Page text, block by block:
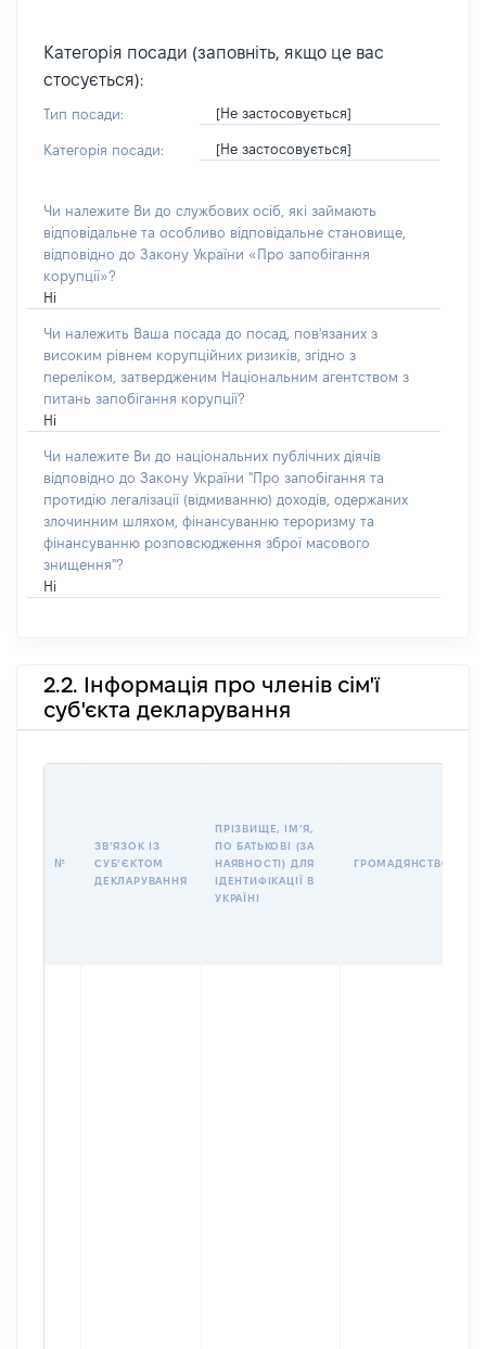
Категорія посади (заповніть, якщо це вас
стосується):
Тип посади: [Не застосовується]
Категорія посади: [Не застосовується]
Чи належите Ви до службових осіб, які займають
відповідальне та особливо відповідальне становище,
відповідно до Закону України «Про запобігання
корупції»?
Ні
Чи належить Ваша посада до посад, пов'язаних з
високим рівнем корупційних ризиків, згідно з
переліком, затвердженим Національним агентством з
питань запобігання корупції?
Ні
Чи належите Ви до національних публічних діячів
відповідно до Закону України "Про запобігання та
протидію легалізації (відмиванню) доходів, одержаних
злочинним шляхом, фінансуванню тероризму та
фінансуванню розповсюдження зброї масового
знищення"?
Ні
2.2. Інформація про членів сім'ї
суб'єкта декларування
№
ЗВʼЯЗОК ІЗ
СУБʼЄКТОМ
ДЕКЛАРУВАННЯ
ПРІЗВИЩЕ, ІМʼЯ,
ПО БАТЬКОВІ (ЗА
НАЯВНОСТІ) ДЛЯ
ІДЕНТИФІКАЦІЇ В
УКРАЇНІ
ГРОМАДЯНСТВО